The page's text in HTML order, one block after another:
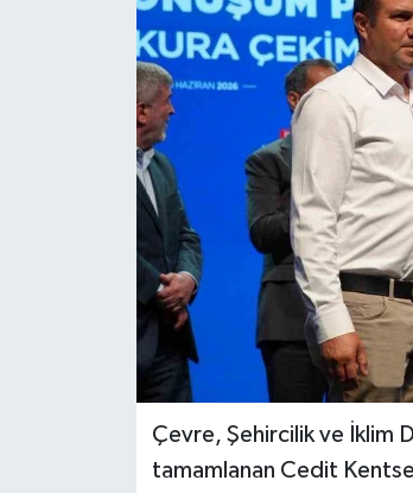
Çevre, Şehircilik ve İklim
tamamlanan Cedit
SİYASET
GÜNCEL